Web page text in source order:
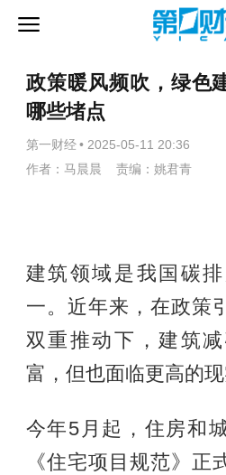
政策暖风频吹，绿色
哪些堵点
第一财经 • 2025-05-11 20:36
作者：马晨晨 责编：姚君青
建筑领域是我国碳
一。近年来，在政策
双重推动下，建筑
富，但也面临更高的现
今年5月起，住房和
《住宅项目规范》正